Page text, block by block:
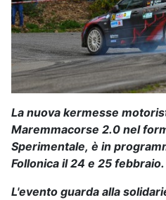
La nuova kermesse
Maremmacorse 2.0 nel
Sperimentale, è in
Follonica il 24 e 25 febbraio.
L'evento guarda alla